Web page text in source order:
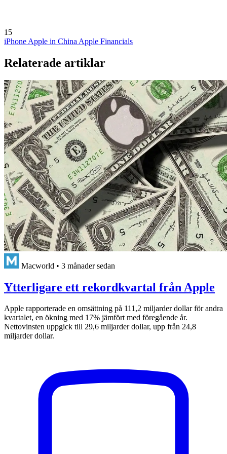
15
iPhone Apple in China Apple Financials
Relaterade artiklar
Macworld • 3 månader sedan
Ytterligare ett rekordkvartal från Apple
Apple rapporterade en omsättning på 111,2 miljarder dollar för andra
kvartalet, en ökning med 17% jämfört med föregående år.
Nettovinsten uppgick till 29,6 miljarder dollar, upp från 24,8
miljarder dollar.